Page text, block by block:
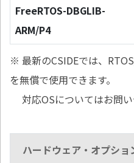
FreeRTOS-DBGLIB-
ARM/P4
※ 最新のCSIDEでは、
を無償で使用できます。
対応OSについてはお問い
ハードウェア・オプショ